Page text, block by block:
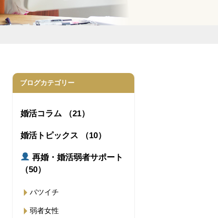
ブログカテゴリー
婚活コラム （21）
婚活トピックス （10）
再婚・婚活弱者サポート
（50）
バツイチ
弱者女性